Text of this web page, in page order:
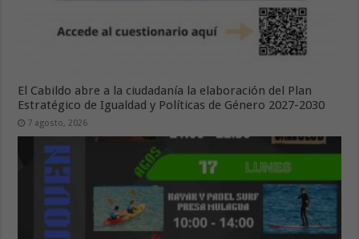
El Cabildo abre a la ciudadanía la elaboración del Plan
Estratégico de Igualdad y Políticas de Género 2027-2030
7 agosto, 2026